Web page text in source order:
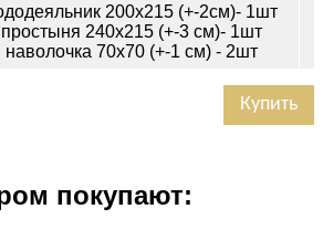
200х215 (+-2см)- 1шт
простыня 240х215 (+-3 см)- 1шт
наволочка 70х70 (+-1 см) - 2шт
Купить
покупают: